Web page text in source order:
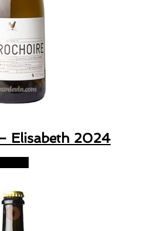
Elisabeth 2024